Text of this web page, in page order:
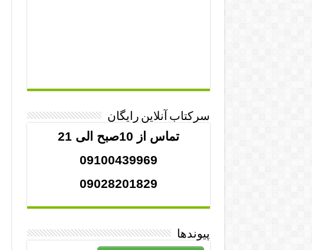
سرکتاب آنلاین رایگان
تماس از 10صبح الی 21
09100439969
09028201829
پیوندها